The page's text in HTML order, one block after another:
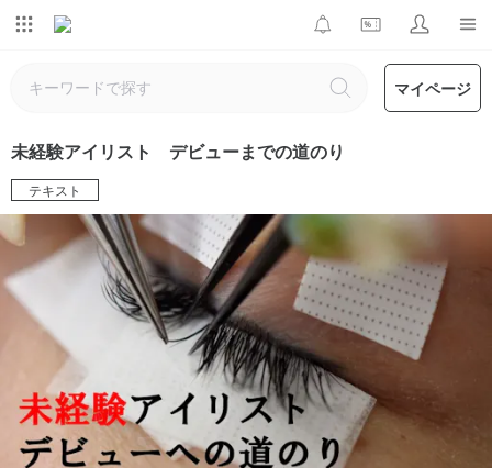
マイページ
未経験アイリスト デビューまでの道のり
テキスト